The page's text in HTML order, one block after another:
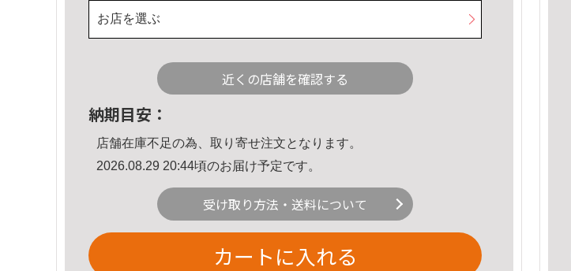
お店を選ぶ
近くの店舗を確認する
納期目安：
店舗在庫不足の為、取り寄せ注文となります。
2026.08.29 20:44頃のお届け予定です。
受け取り方法・送料について
カートに入れる